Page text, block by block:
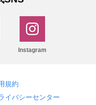
Instagram
規約
イバシーセンター